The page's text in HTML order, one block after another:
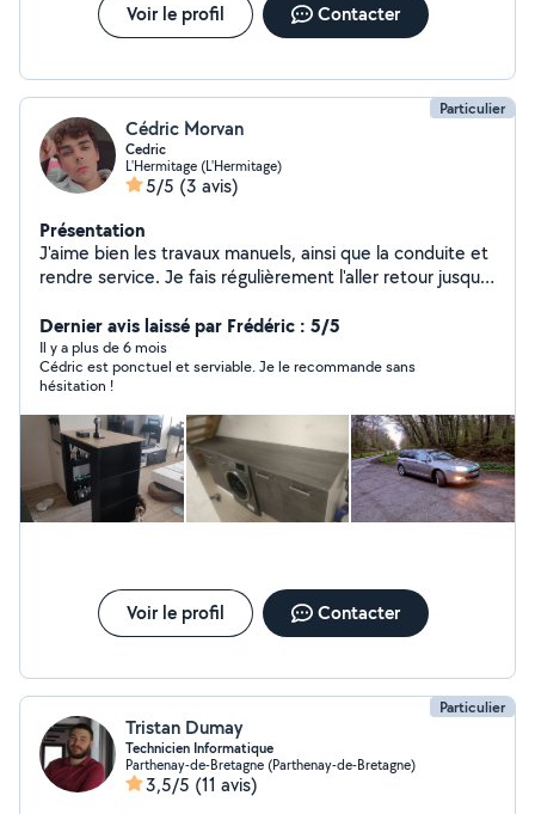
Voir le profil Contacter
Particulier
Cédric Morvan
Cedric
L'Hermitage (L'Hermitage)
5/5 (3 avis)
Présentation
J'aime bien les travaux manuels, ainsi que la conduite et
rendre service. Je fais régulièrement l'aller retour jusqu'à
Dernier avis laissé par Frédéric : 5/5
Il y a plus de 6 mois
Cédric est ponctuel et serviable. Je le recommande sans
hésitation !
Voir le profil Contacter
Particulier
Tristan Dumay
Technicien Informatique
Parthenay-de-Bretagne (Parthenay-de-Bretagne)
3,5/5 (11 avis)